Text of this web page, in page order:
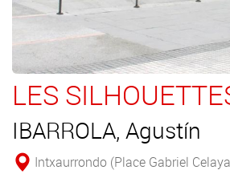
LES
IBARROLA, Agustín
Intxaurrondo (Place Gabriel